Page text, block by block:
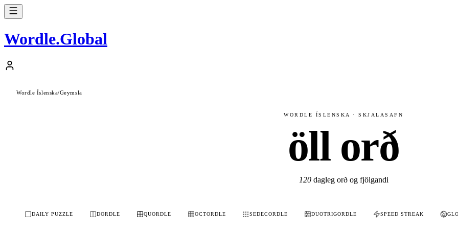
Wordle.Global
Wordle Íslenska/Geymsla
WORDLE ÍSLENSKA · SKJALASAFN
öll orð
120dagleg orð og fjölgandi
DAILY PUZZLE DORDLE QUORDLE OCTORDLE SEDECORDLE DUOTRIGORDLE SPEED STREAK